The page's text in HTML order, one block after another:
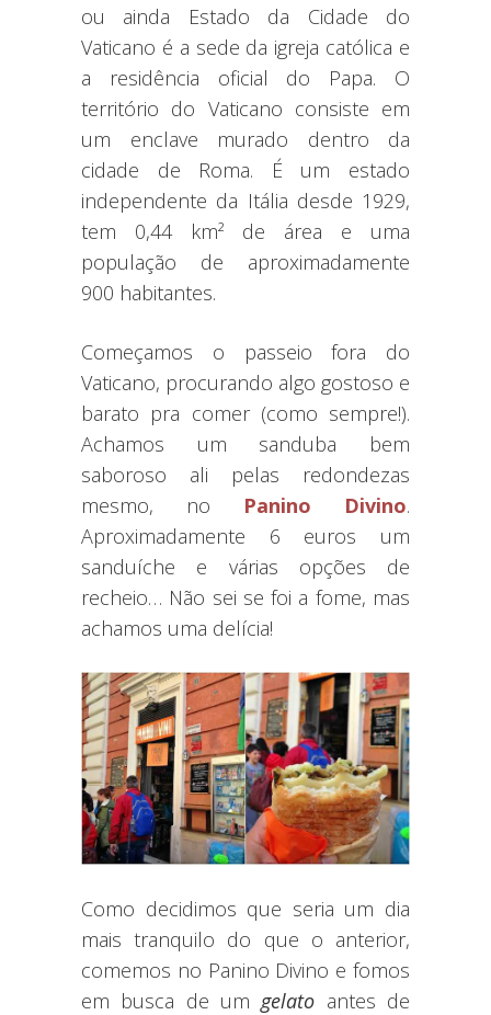
ou ainda Estado da Cidade do
Vaticano é a sede da igreja católica e
a residência oficial do Papa. O
território do Vaticano consiste em
um enclave murado dentro da
cidade de Roma. É um estado
independente da Itália desde 1929,
tem 0,44 km² de área e uma
população de aproximadamente
900 habitantes.
Começamos o passeio fora do
Vaticano, procurando algo gostoso e
barato pra comer (como sempre!).
Achamos um sanduba bem
saboroso ali pelas redondezas
mesmo, no Panino Divino.
Aproximadamente 6 euros um
sanduíche e várias opções de
recheio… Não sei se foi a fome, mas
achamos uma delícia!
Como decidimos que seria um dia
mais tranquilo do que o anterior,
comemos no Panino Divino e fomos
em busca de um gelato antes de